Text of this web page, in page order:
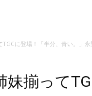
に登場！「半分、青い。」
揃って